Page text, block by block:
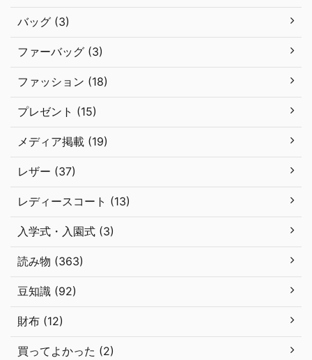
バッグ (3)
ファーバッグ (3)
ファッション (18)
プレゼント (15)
メディア掲載 (19)
レザー (37)
レディースコート (13)
入学式・入園式 (3)
読み物 (363)
豆知識 (92)
財布 (12)
買ってよかった (2)